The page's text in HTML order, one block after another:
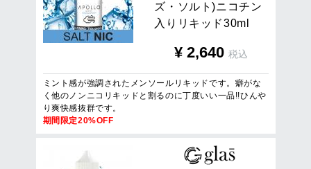
ズ ・ ソ ル ト)ニ コチ ン
入 り リ キ ッ ド30m
¥ 2,640 税込
ミント感が強調されたメンソールリキッドです。癖がな
く他のノンニコリキッドと割るのに丁度いい一品!!ひんや
り爽快感抜群です。
期間限定20%OFF